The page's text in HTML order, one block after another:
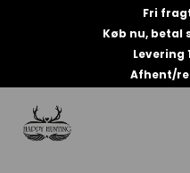
Fri
Køb nu, betal
Levering
Afhent/